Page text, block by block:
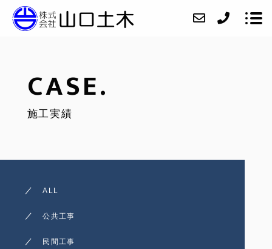
CASE.
施工実績
ALL
公共工事
民間工事